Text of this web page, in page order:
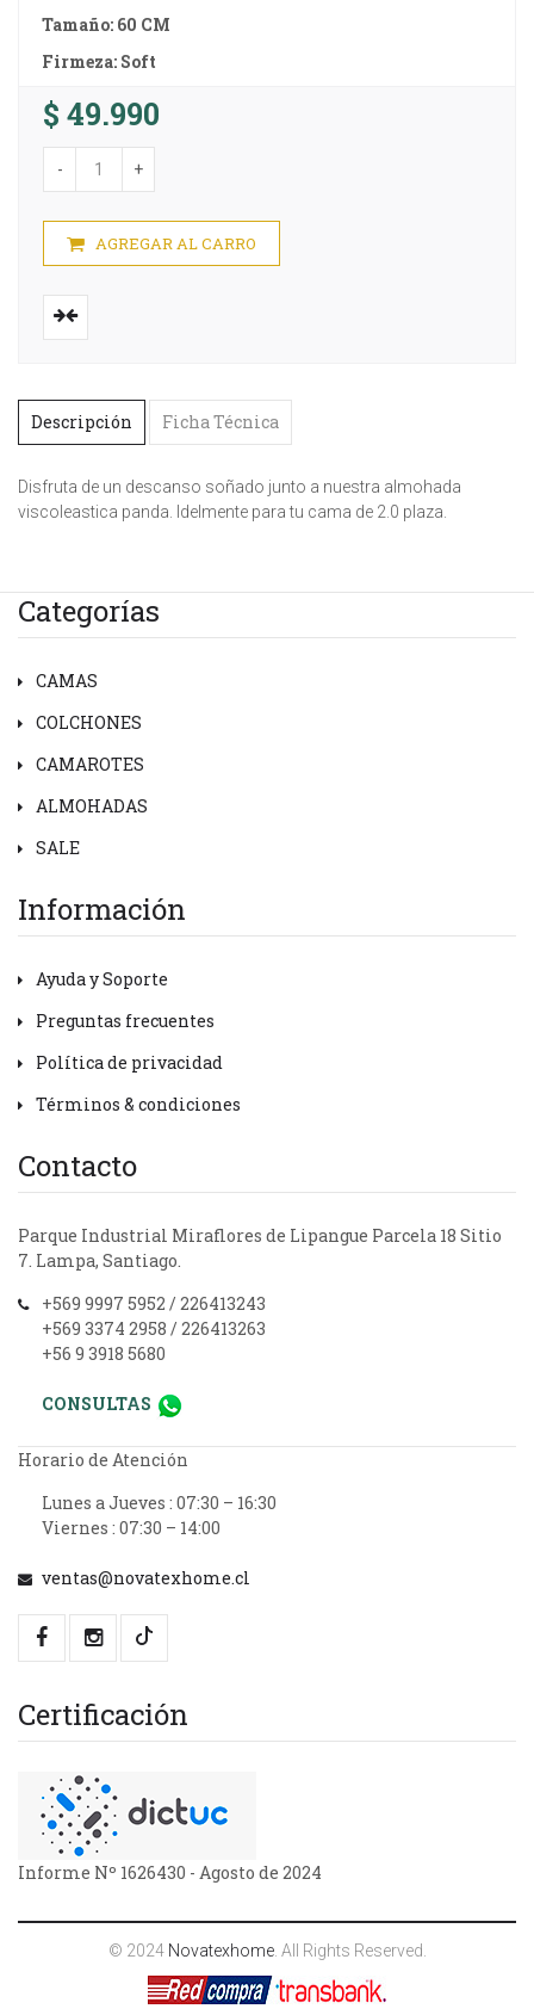
Tamaño: 60 CM
Firmeza: Soft
$ 49.990
- +
AGREGAR AL CARRO
Descripción Ficha Técnica
Disfruta de un descanso soñado junto a nuestra almohada
viscoleastica panda. Idelmente para tu cama de 2.0 plaza.
Categorías
CAMAS
COLCHONES
CAMAROTES
ALMOHADAS
SALE
Información
Ayuda y Soporte
Preguntas frecuentes
Política de privacidad
Términos & condiciones
Contacto
Parque Industrial Miraflores de Lipangue Parcela 18 Sitio
7. Lampa, Santiago.
+569 9997 5952 / 226413243
+569 3374 2958 / 226413263
+56 9 3918 5680
CONSULTAS
Horario de Atención
Lunes a Jueves : 07:30 – 16:30
Viernes : 07:30 – 14:00
ventas@novatexhome.cl
Certificación
Informe Nº 1626430 - Agosto de 2024
© 2024 Novatexhome. All Rights Reserved.